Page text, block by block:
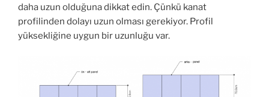
daha uzun olduğuna dikkat edin. Çünkü kanat
profilinden dolayı uzun olması gerekiyor. Profil
yüksekliğine uygun bir uzunluğu var.